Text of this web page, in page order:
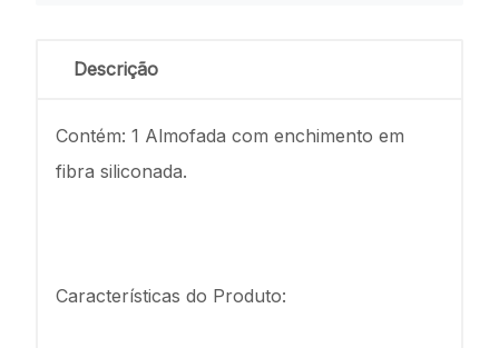
Descrição
Contém: 1 Almofada com enchimento em
fibra siliconada.
Características do Produto: